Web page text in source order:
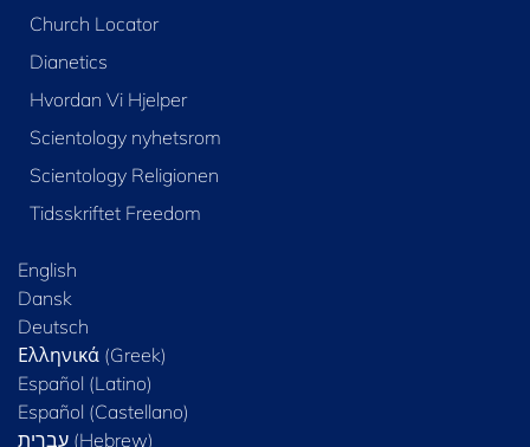
Church Locator
Dianetics
Hvordan Vi Hjelper
Scientology nyhetsrom
Scientology Religionen
Tidsskriftet Freedom
English
Dansk
Deutsch
Ελληνικά (Greek)
Español (Latino)
Español (Castellano)